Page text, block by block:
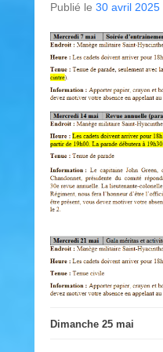
Publié le 30 avril 2025
Dimanche 25 mai